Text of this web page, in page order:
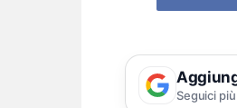
Seguici